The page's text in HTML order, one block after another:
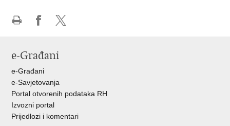
Facebooku
X-
e-Građani
e-Građani
e-Savjetovanja
Portal otvorenih podataka RH
Izvozni portal
Prijedlozi i komentari